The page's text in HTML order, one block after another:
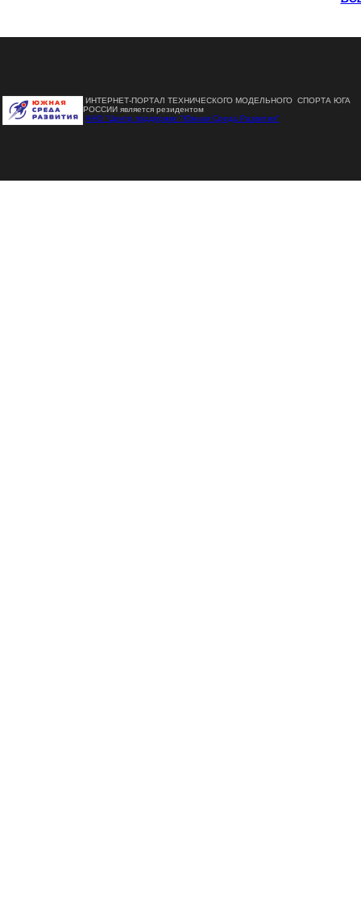
ИНТЕРНЕТ-ПОРТАЛ ТЕХНИЧЕСКОГО МОДЕЛЬНОГО СПОРТА ЮГА
РОССИИ является резидентом
АНО "Центр поддержки "Южная Среда Развития"